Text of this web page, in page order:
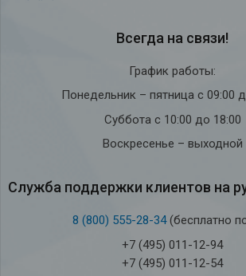
Всегда на связи!
График работы:
Понедельник – пятница с 09:00
Суббота с 10:00 до 18:00
Воскресенье – выходной
Служба под­держки кли­ен­тов на
8 (800) 555-28-34(бесплатно
+7 (495) 011-12-94
+7 (495) 011-12-54